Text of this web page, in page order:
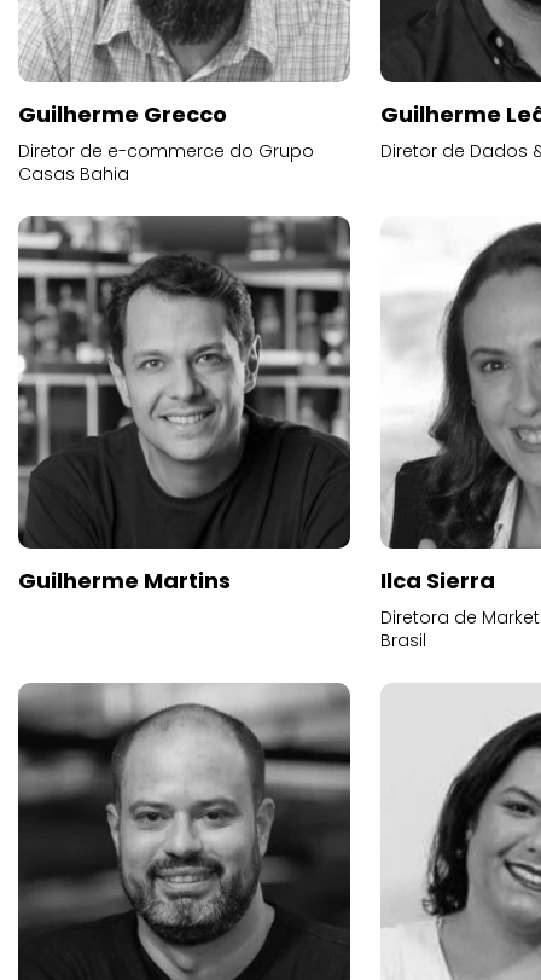
Guilherme Grecco
Diretor de e-commerce do Grupo
Casas Bahia
Guilherme
Diretor de Dados
Guilherme Martins Ilca Sierra
Diretora de
Brasil